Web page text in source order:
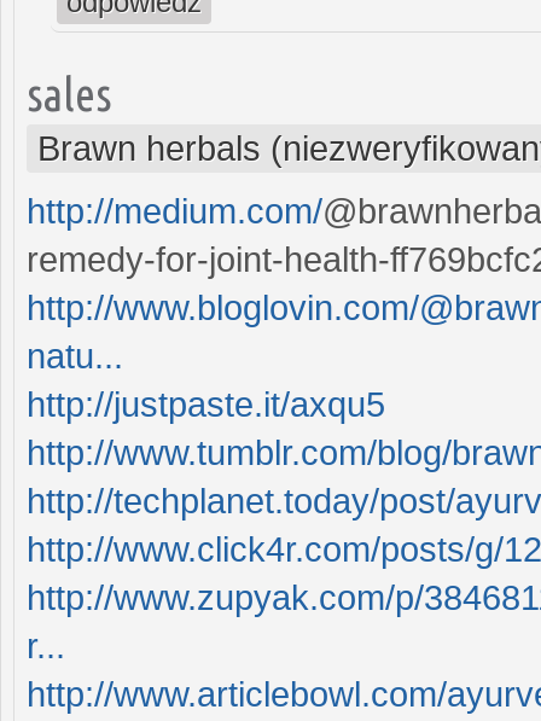
sales
Brawn herbals
http://medium.com/
remedy-for-joint-health-
http://www.bloglovin.com/
natu...
http://justpaste.it/axqu5
http://www.tumblr.com/blog/
http://techplanet.today/post/
http://www.click4r.com/posts/g/
http://www.zupyak.com/p/
r...
http://www.articlebowl.com/